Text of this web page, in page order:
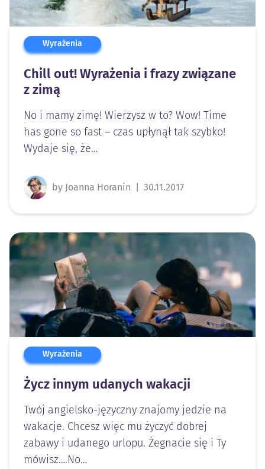
Wyrażenia
Chill out! Wyrażenia i frazy związane
z zimą
No i mamy zimę! Wierzysz w to? Wow! Time
has gone so fast – czas upłynął tak szybko!
Wydaje się, że…
by Joanna Horanin 30.11.2017
Wyrażenia
Życz innym udanych wakacji
Twój angielsko-języczny znajomy jedzie na
wakacje. Chcesz więc mu życzyć dobrej
zabawy i udanego urlopu. Żegnacie się i Ty
mówisz….No…